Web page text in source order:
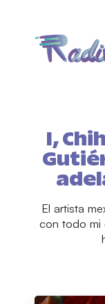
I,
El artista
con todo mi